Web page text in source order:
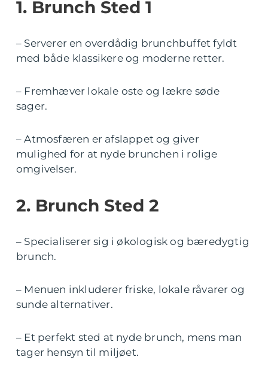
1. Brunch Sted 1
– Serverer en overdådig brunchbuffet fyldt
med både klassikere og moderne retter.
– Fremhæver lokale oste og lækre søde
sager.
– Atmosfæren er afslappet og giver
mulighed for at nyde brunchen i rolige
omgivelser.
2. Brunch Sted 2
– Specialiserer sig i økologisk og bæredygtig
brunch.
– Menuen inkluderer friske, lokale råvarer og
sunde alternativer.
– Et perfekt sted at nyde brunch, mens man
tager hensyn til miljøet.